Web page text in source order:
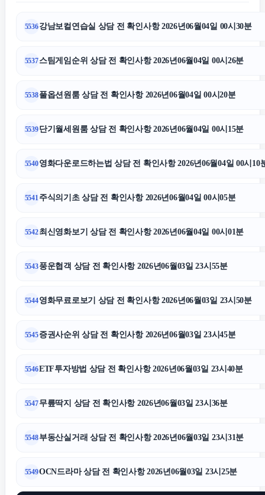
5536강남보컬연습실 상담 전 확인사항 2026년06월04일 00시30분
5537스팀게임순위 상담 전 확인사항 2026년06월04일 00시26분
5538풀옵션원룸 상담 전 확인사항 2026년06월04일 00시20분
5539단기월세원룸 상담 전 확인사항 2026년06월04일 00시15분
5540영화다운로드하는법 상담 전 확인사항 2026년06월04일 00시10
5541 주식의기초 상담 전 확인사항 2026년06월04일 00시05분
5542최신영화보기 상담 전 확인사항 2026년06월04일 00시01분
5543풍운협객 상담 전 확인사항 2026년06월03일 23시55분
5544영화무료로보기 상담 전 확인사항 2026년06월03일 23시50분
5545증권사순위 상담 전 확인사항 2026년06월03일 23시45분
5546ETF투자방법 상담 전 확인사항 2026년06월03일 23시40분
5547무릎딱지 상담 전 확인사항 2026년06월03일 23시36분
5548부동산실거래 상담 전 확인사항 2026년06월03일 23시31분
5549OCN드라마 상담 전 확인사항 2026년06월03일 23시25분